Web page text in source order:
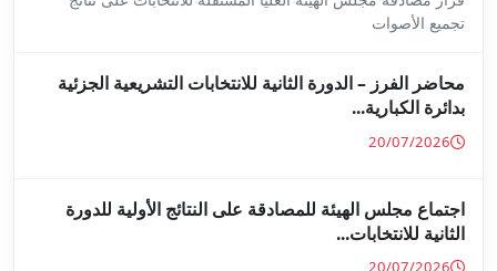
للانتخابات التشريعية الجزئية
على النتائج الأولية للدورة